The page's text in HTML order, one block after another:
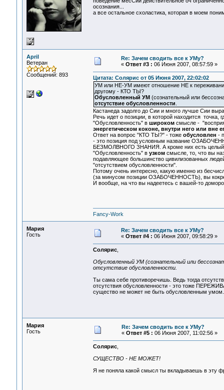
осознания...
а все остальное схоластика, которая в моем
April
Ветеран
Сообщений: 893
Re: Зачем сводить все к УМу?
« Ответ #3 : 06 Июня 2007, 08:57:59 »
Цитата: Солярис от 05 Июня 2007, 22:02:02
УМ или НЕ-УМ имеют отношение НЕ к
другому - КТО ТЫ?
Обусловленный УМ (сознательный или
отсутствие обусловленности
Кастанеда задолго до Сии и много лучше Сии
Речь идет о позиции, в которой находится точка,
"Обусловленность" в широкомсмысле -
энергетическом коконе, внутри него или вне
Ответ на вопрос "КТО ТЫ?" - тоже обусловлен -
- это позиция под условным название
БЕЗМОЛВНОГО ЗНАНИЯ. А кроме них есть целый
"Обусловленность" в узкомсмысле, то, что вы
подавляющее большинство цивилизованных
"отсутствием обусловленности".
Потому очень интересно, какую именно из
(за минусом позиции ОЗАБОЧЕННОСТЬ), вы
И вообще, на что вы надеетесь с вашей-то
Fancy-Work
Мария
Гость
Re: Зачем сводить все к УМу?
« Ответ #4 : 06 Июня 2007, 09:58:29 »
Солярис,
Обусловленный УМ (сознательный или
отсутствие обусловленности.
Ты сама себе противоречишь. Ведь тогда
отсутствия обусловленности - это тоже
существо не может не быть обусловленным умом.
Мария
Гость
Re: Зачем сводить все к УМу?
« Ответ #5 : 06 Июня 2007, 11:02:56 »
Солярис,
СУЩЕСТВО - НЕ МОЖЕТ!
Я не поняла какой смысл ты вкладываешь в эту